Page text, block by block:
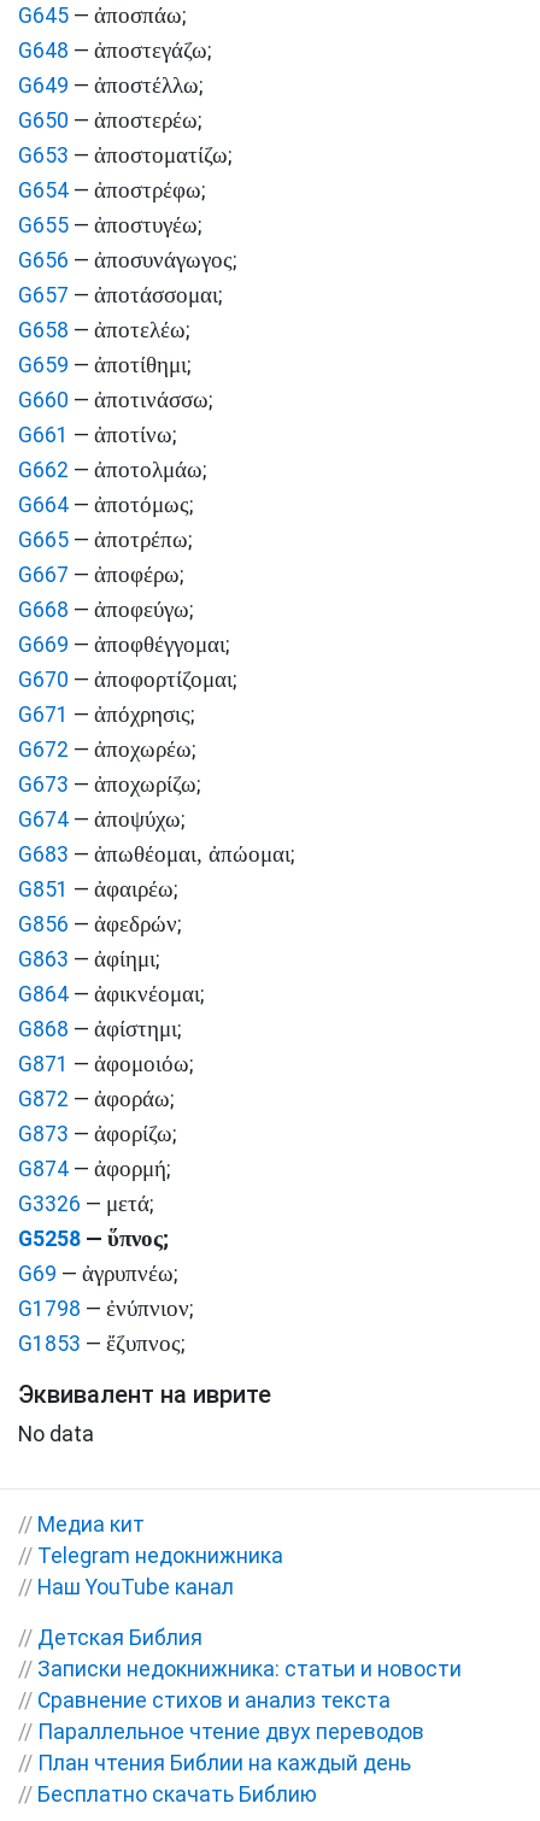
G645 — ἀποσπάω;
G648 — ἀποστεγάζω;
G649 — ἀποστέλλω;
G650 — ἀποστερέω;
G653 — ἀποστοματίζω;
G654 — ἀποστρέφω;
G655 — ἀποστυγέω;
G656 — ἀποσυνάγωγος;
G657 — ἀποτάσσομαι;
G658 — ἀποτελέω;
G659 — ἀποτίθημι;
G660 — ἀποτινάσσω;
G661 — ἀποτίνω;
G662 — ἀποτολμάω;
G664 — ἀποτόμως;
G665 — ἀποτρέπω;
G667 — ἀποφέρω;
G668 — ἀποφεύγω;
G669 — ἀποφθέγγομαι;
G670 — ἀποφορτίζομαι;
G671 — ἀπόχρησις;
G672 — ἀποχωρέω;
G673 — ἀποχωρίζω;
G674 — ἀποψύχω;
G683 — ἀπωθέομαι, ἀπώομαι;
G851 — ἀφαιρέω;
G856 — ἀφεδρών;
G863 — ἀφίημι;
G864 — ἀφικνέομαι;
G868 — ἀφίστημι;
G871 — ἀφομοιόω;
G872 — ἀφοράω;
G873 — ἀφορίζω;
G874 — ἀφορμή;
G3326 — μετά;
G5258 — ὕπνος;
G69 — ἀγρυπνέω;
G1798 — ἐνύπνιον;
G1853 — ἔζυπνος;
Эквивалент на иврите
No data
// Медиа кит
// Telegram недокнижника
// Наш YouTube канал
// Детская Библия
// Записки недокнижника: статьи и новости
// Сравнение стихов и анализ текста
// Параллельное чтение двух переводов
// План чтения Библии на каждый день
// Бесплатно скачать Библию